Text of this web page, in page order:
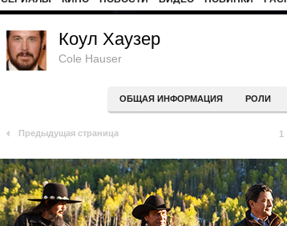
Коул Хаузер
Cole Hauser
ОБЩАЯ ИНФОРМАЦИЯ РОЛИ
Предыдущая страница 1